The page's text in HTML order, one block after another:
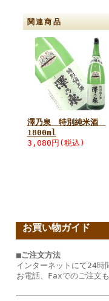
関連商品
澤乃泉 特別純米酒
1800ml
3,080円(税込)
お買い物ガイド
■ご注文方法
インターネットにて24時
お電話、Faxでのご注文も